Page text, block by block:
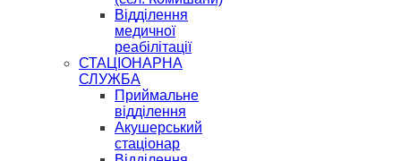
Відділення
медичної
реабілітації
СТАЦІОНАРНА
СЛУЖБА
Приймальне
відділення
Акушерський
стаціонар